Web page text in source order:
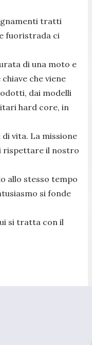
tratti
fuoristrada ci
di una moto e
che viene
dai modelli
hard core, in
vita. La missione
rispettare il nostro
allo stesso tempo
si fonde
si tratta con il